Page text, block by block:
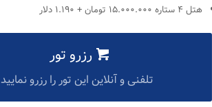
هتل ۴ ستاره ۱۵.۰۰۰.۰۰۰ تومان + ۱.۱۹۰ دلار
رزرو تور
تلفنی و آنلاین این تور را رزرو نمایید